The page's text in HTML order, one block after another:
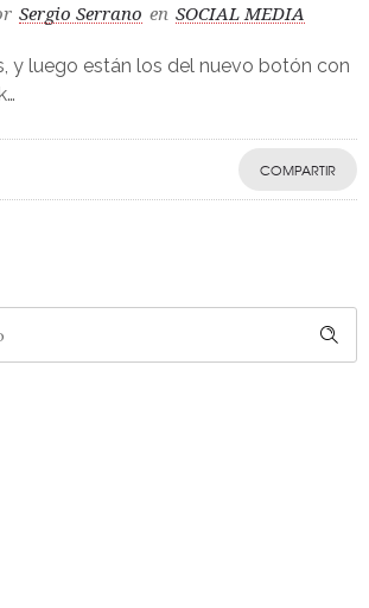
Sergio Serrano en SOCIAL MEDIA
y luego están los del nuevo botón con
COMPARTIR